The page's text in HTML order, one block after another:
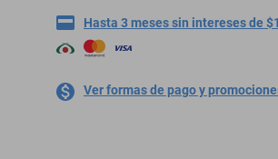
Hasta 3 meses sin intereses de
Ver formas de pago y